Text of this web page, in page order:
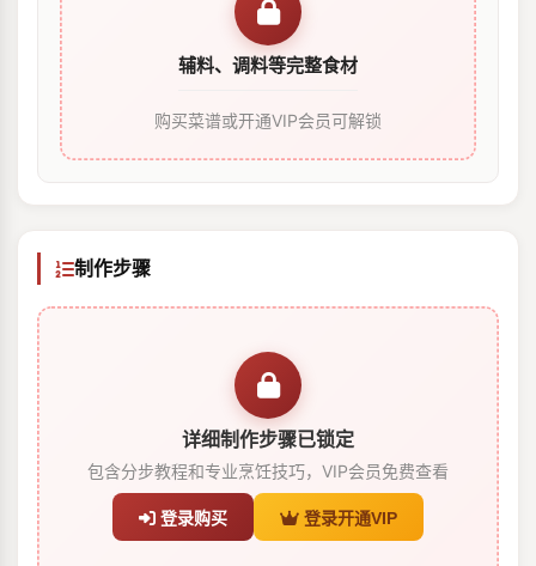
辅料、调料等完整食材
购买菜谱或开通VIP会员可解锁
制作步骤
详细制作步骤已锁定
包含分步教程和专业烹饪技巧，VIP会员免费查看
登录购买 登录开通VIP